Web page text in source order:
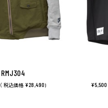
RMJ304
（ 税込価格 ¥28,490) ¥5,500